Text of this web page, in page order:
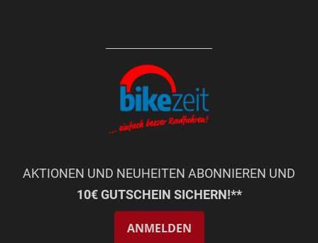
AKTIONEN UND NEUHEITEN ABONNIEREN UND
10€ GUTSCHEIN SICHERN!**
ANMELDEN